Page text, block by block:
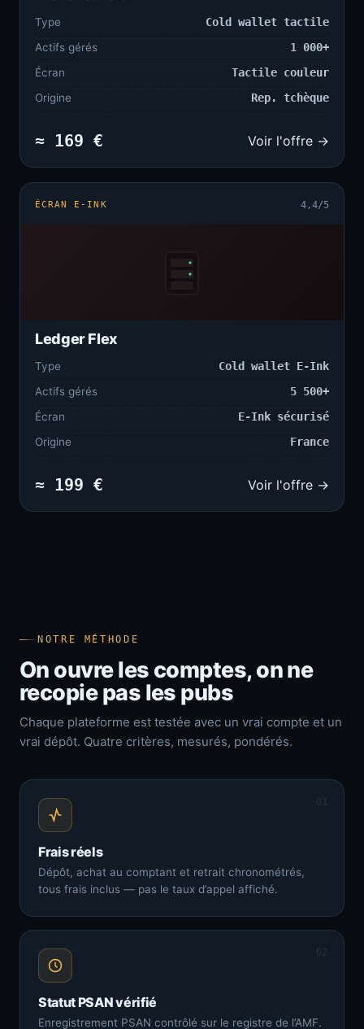
Type
Cold wallet tactile
Actifs gérés
1 000+
Écran
Tactile couleur
Origine
Rep. tchèque
≈ 169 € Voir l'offre →
ÉCRAN E-INK 4,4/5
Ledger Flex
Type
Cold wallet E-Ink
Actifs gérés
5 500+
Écran
E-Ink sécurisé
Origine
France
≈ 199 € Voir l'offre →
NOTRE MÉTHODE
On ouvre les comptes, on ne
recopie pas les pubs
Chaque plateforme est testée avec un vrai compte et un
vrai dépôt. Quatre critères, mesurés, pondérés.
01
Frais réels
Dépôt, achat au comptant et retrait chronométrés,
tous frais inclus — pas le taux d’appel affiché.
02
Statut PSAN vérifié
Enregistrement PSAN contrôlé sur le registre de l’AMF.